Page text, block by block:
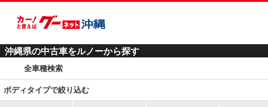
沖縄県の中古車をルノーから探す
全車種検索
ボディタイプで絞り込む